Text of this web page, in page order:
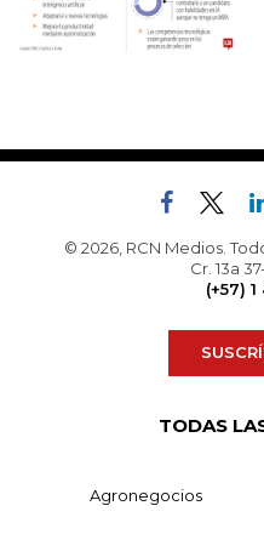
© 2026, RCN Medios.
Cr. 13a
(+57)
TODAS
Agronegocios